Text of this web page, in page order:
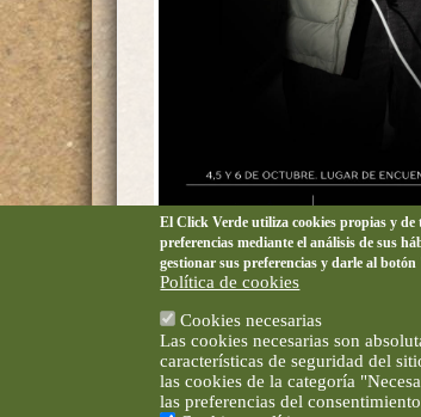
El Click Verde utiliza cookies propias y
preferencias mediante el análisis de sus
gestionar sus preferencias y darle al
Política de cookies
Cookies necesarias
Las cookies necesarias son
características de seguridad del
las cookies de la categoría
las preferencias del